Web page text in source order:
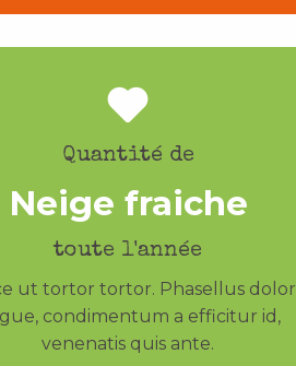
Quantité de
Neige fraiche
toute l'année
ut tortor tortor. Phasellus dolor
condimentum a efficitur id,
venenatis quis ante.